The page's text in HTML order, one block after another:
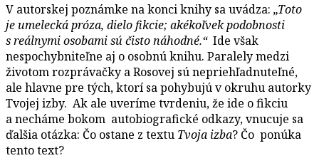
V autorskej poznámke na konci knihy sa uvádza: „Toto
je umelecká próza, dielo fikcie; akékoľvek podobnosti
s reálnymi osobami sú čisto náhodné.“Ide však
nespochybniteľne aj o osobnú knihu. Paralely medzi
životom rozprávačky a Rosovej sú nepriehľadnuteľné,
ale hlavne pre tých, ktorí sa pohybujú v okruhu autorky
Tvojej izby. Ak ale uveríme tvrdeniu, že ide o fikciu
a necháme bokom autobiografické odkazy, vnucuje sa
ďalšia otázka: Čo ostane z textu Tvoja izba? Čo ponúka
tento text?